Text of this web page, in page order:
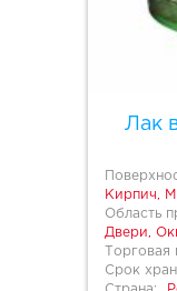
Лак
Кирпич,
Область
Двери,
Торговая
Срок